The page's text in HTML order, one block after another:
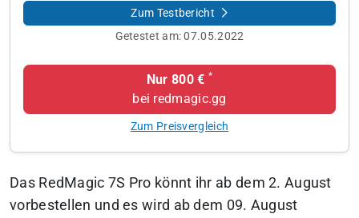
Zum Testbericht
Getestet am:07.05.2022
Nur 800 € *
bei redmagic.gg
Zum Preisvergleich
Das RedMagic 7S Pro könnt ihr ab dem 2. August
vorbestellen und es wird ab dem 09. August